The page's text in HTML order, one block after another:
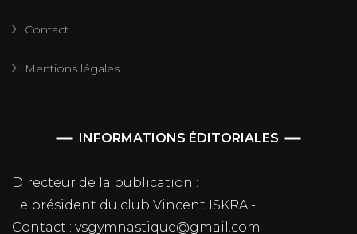
Contact
Mentions légales
INFORMATIONS ÉDITORIALES
Directeur de la publication :
Le président du club Vincent ISKRA -
Contact : vsgymnastique@gmail.com